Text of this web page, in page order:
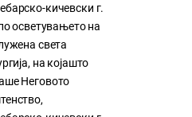
кичевски г.
осветувањето на
света
на којашто
Неговото